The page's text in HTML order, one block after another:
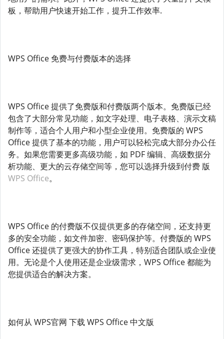
板，帮助用户快速开始工作，提升工作效率.
WPS Office 免费与付费版本的选择
WPS Office 提供了免费版和付费版两个版本。免费版已经
包含了大部分常见功能，如文字处理、电子表格、演示文稿
制作等，适合个人用户和小型企业使用。免费版的 WPS
Office 提供了基本的功能，用户可以轻松完成大部分办公任
务。如果您需要更多高级功能，如 PDF 编辑、高级数据分
析功能、更大的云存储空间等，您可以选择升级到付费 版
WPS Office。
WPS Office 的付费版不仅提供更多的存储空间，还支持更
多的安全功能，如文件加密、密码保护等。付费版的 WPS
Office 还提供了更强大的协作工具，特别适合团队或企业使
用。无论是个人使用还是企业级需求，WPS Office 都能为
您提供适合的解决方案。
如何从 WPS官网 下载 WPS Office 中文版